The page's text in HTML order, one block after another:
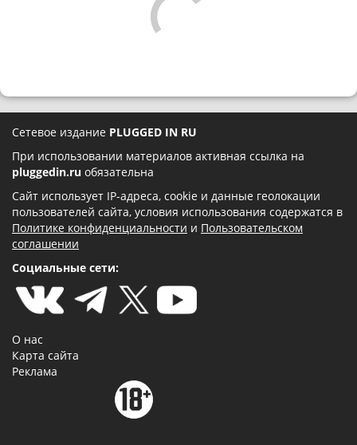
Сетевое издание PLUGGED IN RU
При использовании материалов активная ссылка на
pluggedin.ru обязательна
Сайт использует IP-адреса, cookie и данные геолокации
пользователей сайта, условия использования содержатся в
Политике конфиденциальности и Пользовательском
соглашении
Социальные сети:
О нас
Карта сайта
Реклама